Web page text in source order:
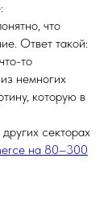
что
Ответ такой:
то
немногих
которую в
секторах
на 80–300